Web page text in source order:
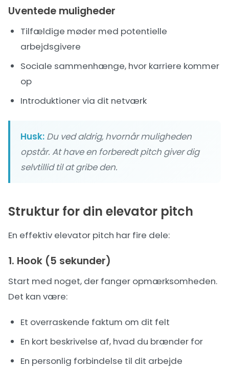
Uventede muligheder
Tilfældige møder med potentielle
arbejdsgivere
Sociale sammenhænge, hvor karriere kommer
op
Introduktioner via dit netværk
Husk: Du ved aldrig, hvornår muligheden
opstår. At have en forberedt pitch giver dig
selvtillid til at gribe den.
Struktur for din elevator pitch
En effektiv elevator pitch har fire dele:
1. Hook (5 sekunder)
Start med noget, der fanger opmærksomheden.
Det kan være:
Et overraskende faktum om dit felt
En kort beskrivelse af, hvad du brænder for
En personlig forbindelse til dit arbejde